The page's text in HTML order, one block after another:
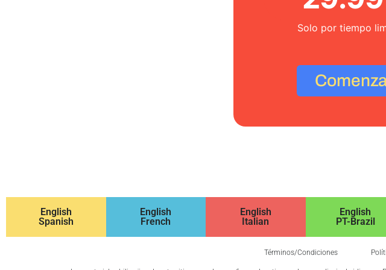
Solo por tiempo
English
Spanish
English
French
English
Italian
English
PT-Brazil
Términos/Condiciones